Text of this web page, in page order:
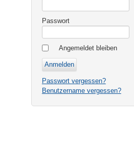
Passwort
Angemeldet bleiben
Passwort vergessen?
Benutzername vergessen?